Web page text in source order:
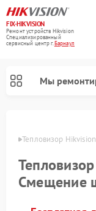
FIX-HIKVISION
Ремонт устройств Hikvision
Специализированный
cервисный центр г.Барнаул
Мы
Тепловизор
Тепловизор
Смещение